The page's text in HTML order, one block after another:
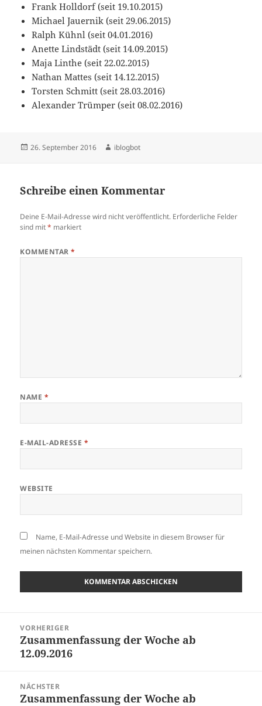
Frank Holldorf (seit 19.10.2015)
Michael Jauernik (seit 29.06.2015)
Ralph Kühnl (seit 04.01.2016)
Anette Lindstädt (seit 14.09.2015)
Maja Linthe (seit 22.02.2015)
Nathan Mattes (seit 14.12.2015)
Torsten Schmitt (seit 28.03.2016)
Alexander Trümper (seit 08.02.2016)
Veröffentlicht
26. September 2016 Autor
iblogbot
Schreibe einen Kommentar
Deine E-Mail-Adresse wird nicht veröffentlicht. Erforderliche Felder
sind mit* markiert
KOMMENTAR*
NAME *
E-MAIL-ADRESSE *
WEBSITE
Name, E-Mail-Adresse und Website in diesem Browser für
meinen nächsten Kommentar speichern.
VORHERIGER
Vorheriger
Beitrag:
Zusammenfassung der Woche ab
12.09.2016
NÄCHSTER
Nächster
Zusammenfassung der Woche ab